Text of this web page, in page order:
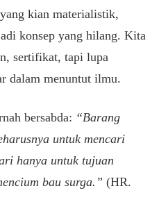
kian materialistik,
konsep yang hilang. Kita
sertifikat, tapi lupa
dalam menuntut ilmu.
bersabda: “Barang
untuk mencari
hanya untuk tujuan
bau surga.” (HR.